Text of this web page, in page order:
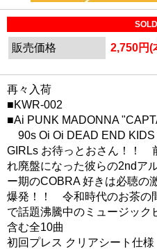
販売価格 2,750円(
再々入荷
■KWR-002
■Ai PUNK MADONNA
90s Oi Oi DEAD END KIDS
GIRLs お待っとおさん！！
れ廃盤になった彼らの2ndア
ー期のCOBRA 好きは必聴の
爆発！！ 令和時代のお茶の
で話題沸騰中のミュージック
含む全10曲
初回プレス クリアシート仕様